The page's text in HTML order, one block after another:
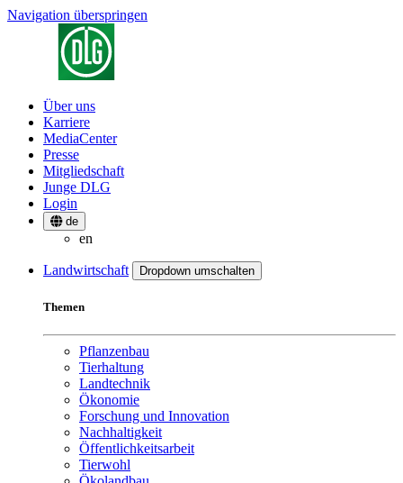
Navigation überspringen
Über uns
Karriere
MediaCenter
Presse
Mitgliedschaft
Junge DLG
Login
de
en
Landwirtschaft Dropdown umschalten
Themen
Pflanzenbau
Tierhaltung
Landtechnik
Ökonomie
Forschung und Innovation
Nachhaltigkeit
Öffentlichkeitsarbeit
Tierwohl